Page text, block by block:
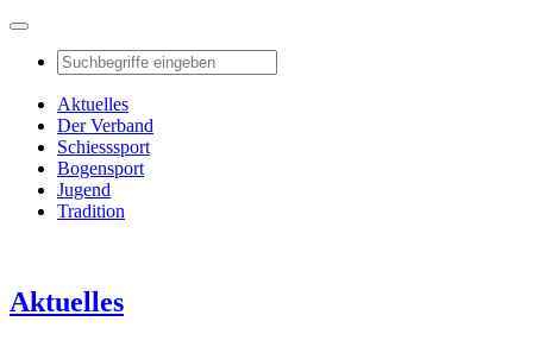
Aktuelles
Der Verband
Schiesssport
Bogensport
Jugend
Tradition
Aktuelles